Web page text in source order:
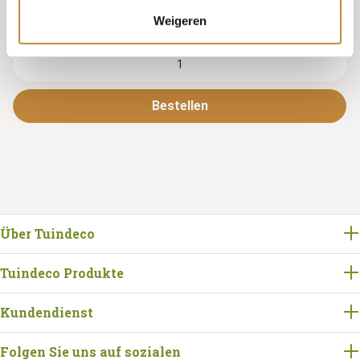
Weigeren
Bestellen
Über Tuindeco
Tuindeco Produkte
Kundendienst
Folgen Sie uns auf sozialen